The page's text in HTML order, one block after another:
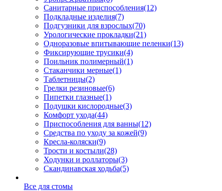
Санитарные приспособления(12)
Подкладные изделия(7)
Подгузники для взрослых(70)
Урологические прокладки(21)
Одноразовые впитывающие пеленки(13)
Фиксирующие трусики(4)
Поильник полимерный(1)
Стаканчики мерные(1)
Таблетницы(2)
Грелки резиновые(6)
Пипетки глазные(1)
Подушки кислородные(3)
Комфорт ухода(44)
Приспособления для ванны(12)
Средства по уходу за кожей(9)
Кресла-коляски(9)
Трости и костыли(28)
Ходунки и роллаторы(3)
Скандинавская ходьба(5)
Все для стомы